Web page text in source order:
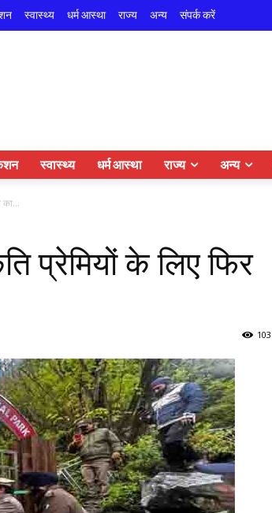
स्वास्थ्य धर्म आस्था राज्य अन्य संपर्क करें
स्वास्थ्य धर्म आस्था राज्य अन्य
का...
प्रेमियों के लिए फिर
103